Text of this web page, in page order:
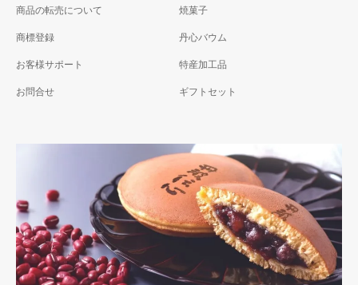
商品の転売について
商標登録
お客様サポート
お問合せ
焼菓子
丹心バウム
特産加工品
ギフトセット